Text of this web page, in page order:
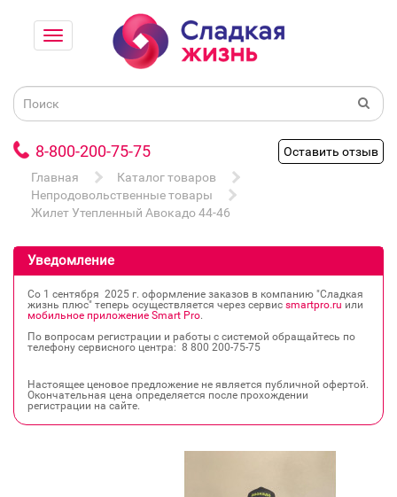
8-800-200-75-75
Оставить отзыв
Главная
Каталог товаров
Непродовольственные товары
Жилет Утепленный Авокадо 44-46
Уведомление
Со 1 сентября 2025 г. оформление заказов в компанию "Сладкая
жизнь плюс" теперь осуществляется через сервис smartpro.ru или
мобильное приложение Smart Pro.
По вопросам регистрации и работы с системой обращайтесь по
телефону сервисного центра: 8 800 200‐75‐75
Настоящее ценовое предложение не является публичной офертой.
Окончательная цена определяется после прохождении
регистрации на сайте.